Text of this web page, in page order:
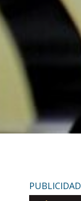
PUBLICIDAD